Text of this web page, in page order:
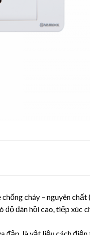
cháy – nguyên
độ đàn hồi cao, tiếp